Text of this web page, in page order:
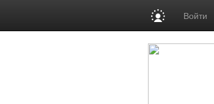
Войти